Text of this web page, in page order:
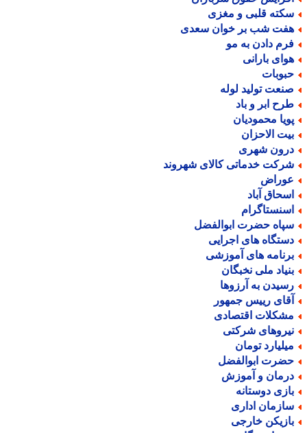
قلبی و مغزی
شب بر خوان سعدی
دادن به مو
بارانی
تولید لوله
ابر و باد
محمودیان
الاحزان
شهری
خدماتی کالای شهروند
آباد
حضرت ابوالفضل
های اجرایی
های آموزشی
ملی نخبگان
به آرزوها
رییس جمهور
اقتصادی
شرکتی
تومان
ابوالفضل
و آموزش
دوستانه
اداری
خارجی